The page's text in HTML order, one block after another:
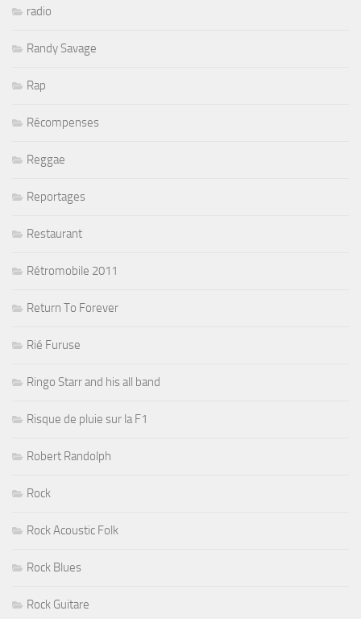
radio
Randy Savage
Rap
Récompenses
Reggae
Reportages
Restaurant
Rétromobile 2011
Return To Forever
Rié Furuse
Ringo Starr and his all band
Risque de pluie sur la F1
Robert Randolph
Rock
Rock Acoustic Folk
Rock Blues
Rock Guitare